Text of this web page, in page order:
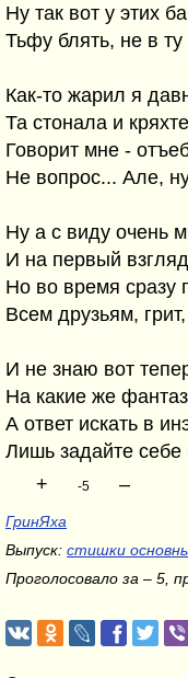
Ну так вот у этих
Тьфу блять, не в ту
Как-то жарил я
Та стонала и
Говорит мне -
Не вопрос... Але,
Ну а с виду очень
И на первый
Но во время сразу
Всем друзьям,
И не знаю вот
На какие же
А ответ искать в
Лишь задайте
+
-5 –
ГринЯха
Выпуск: стишки
Проголосовало за – 5,